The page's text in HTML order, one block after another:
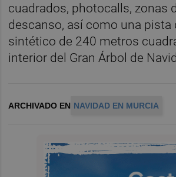
cuadrados, photocalls, zonas
descanso, así como una pista
sintético de 240 metros
interior del Gran Árbol de
ARCHIVADO EN NAVIDAD EN MURCIA